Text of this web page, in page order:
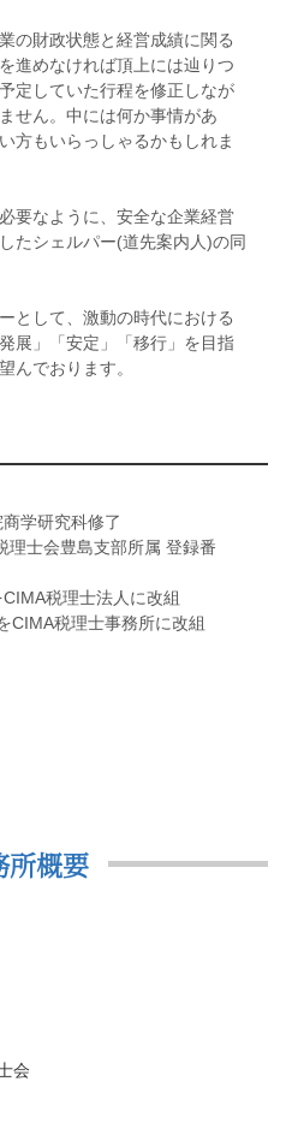
の財政状態と経営成績に関る
進めなければ頂上には辿りつ
定していた行程を修正しなが
せん。中には何か事情があ
方もいらっしゃるかもしれま
要なように、安全な企業経営
たシェルパー(道先案内人)の同
として、激動の時代における
展」「安定」「移行」を目指
んでおります。
学研究科修了
士会豊島支部所属 登録番
税理士法人に改組
税理士事務所に改組
所概要
会